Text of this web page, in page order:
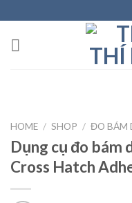
to
content
HOME / SHOP / ĐO BÁM
Dụng cụ đo bám
Cross Hatch